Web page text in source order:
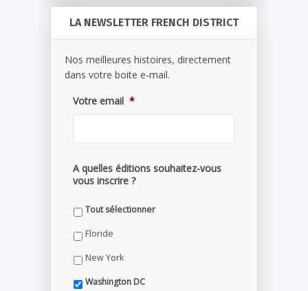
LA NEWSLETTER FRENCH DISTRICT
Nos meilleures histoires, directement
dans votre boite e-mail.
Votre email *
A quelles éditions souhaitez-vous
vous inscrire ?
Tout sélectionner
Floride
New York
Washington DC